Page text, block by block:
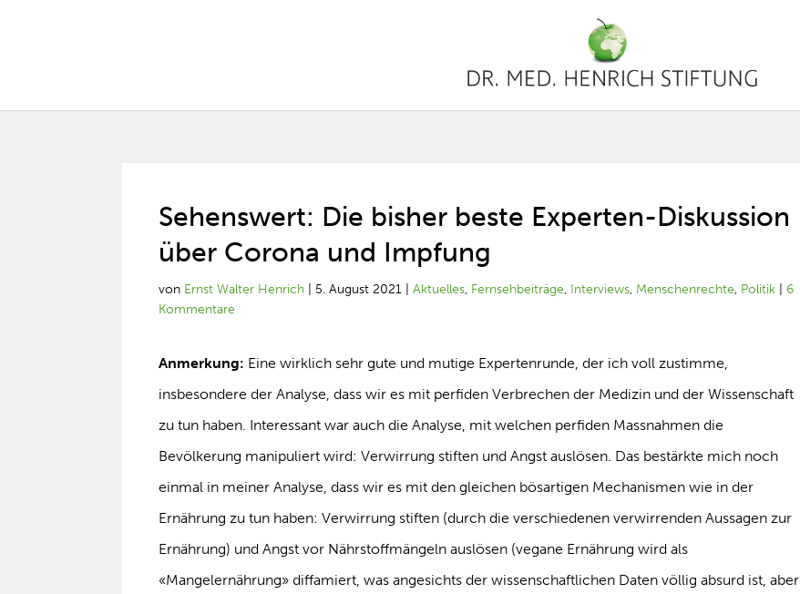
Sehenswert: Die bisher beste Experten-Diskussion
über Corona und Impfung
von Ernst Walter Henrich 5. August 2021 |Aktuelles, Fernsehbeiträge, Interviews, Menschenrechte, Politik
6
Kommentare
Anmerkung: Eine wirklich sehr gute und mutige Expertenrunde, der ich voll zustimme,
insbesondere der Analyse, dass wir es mit perfiden Verbrechen der Medizin und der Wissenschaft
zu tun haben. Interessant war auch die Analyse, mit welchen perfiden Massnahmen die
Bevölkerung manipuliert wird: Verwirrung stiften und Angst auslösen. Das bestärkte mich noch
einmal in meiner Analyse, dass wir es mit den gleichen bösartigen Mechanismen wie in der
Ernährung zu tun haben: Verwirrung stiften (durch die verschiedenen verwirrenden Aussagen zur
Ernährung) und Angst vor Nährstoffmängeln auslösen (vegane Ernährung wird als
«Mangelernährung» diffamiert, was angesichts der wissenschaftlichen Daten völlig absurd ist, aber